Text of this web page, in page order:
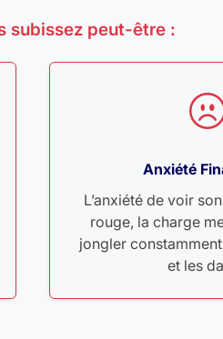
subissez peut-être :
Anxiété
L’anxiété de voir
rouge, la charge
jongler
et les